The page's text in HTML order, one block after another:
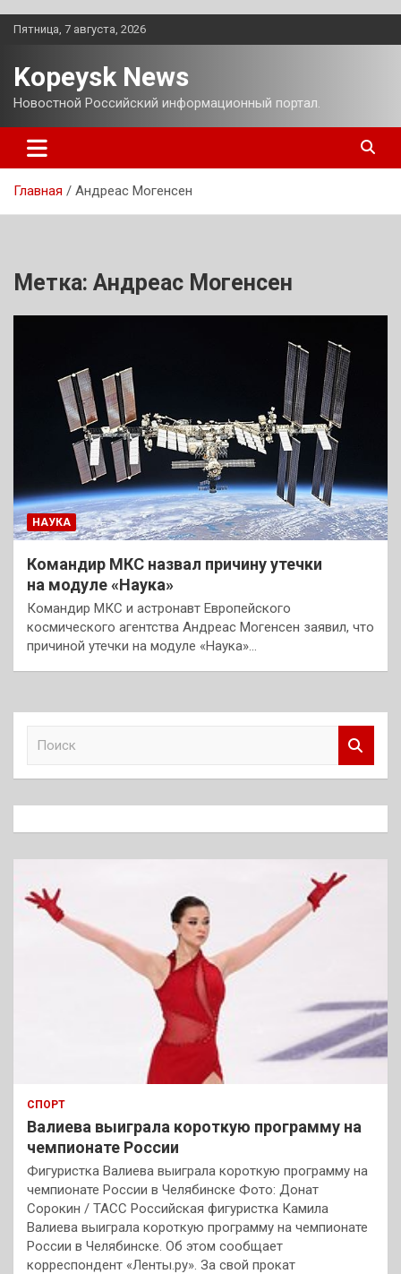
Перейти
Пятница, 7 августа, 2026
Kopeysk News
Новостной Российский информационный портал.
Главная Андреас Могенсен
Метка: Андреас Могенсен
НАУКА
Командир МКС назвал причину утечки
на модуле «Наука»
Командир МКС и астронавт Европейского
космического агентства Андреас Могенсен заявил, что
причиной утечки на модуле «Наука»…
к
СПОРТ
Валиева выиграла короткую программу на
чемпионате России
Фигуристка Валиева выиграла короткую программу на
чемпионате России в Челябинске Фото: Донат
Сорокин / ТАСС Российская фигуристка Камила
Валиева выиграла короткую программу на чемпионате
России в Челябинске. Об этом сообщает
корреспондент «Ленты.ру». За свой прокат